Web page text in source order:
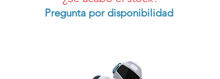
Pregunta por disponibilidad